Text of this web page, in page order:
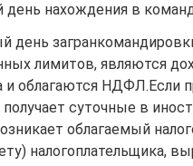
день нахождения в
день
лимитов, являются
и облагаются НДФЛ.Если
суточные в
облагаемый
налогоплательщика,